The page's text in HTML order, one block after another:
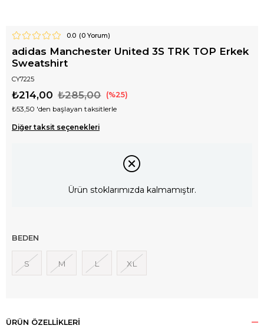
0.0 (0Yorum)
adidas Manchester United 3S TRK TOP Erkek
Sweatshirt
CY7225
₺285,00
₺214,00 25
₺53,50 'den başlayan taksitlerle
Diğer taksit seçenekleri
Ürün stoklarımızda kalmamıştır.
BEDEN
S M L XL
ÜRÜN ÖZELLIKLERI